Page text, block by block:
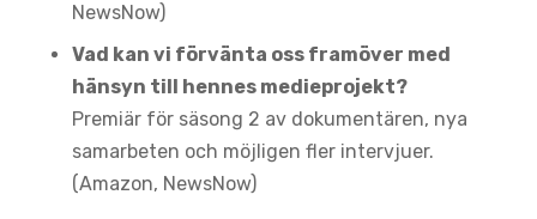
NewsNow)
Vad kan vi förvänta oss framöver med
hänsyn till hennes medieprojekt?
Premiär för säsong 2 av dokumentären, nya
samarbeten och möjligen fler intervjuer.
(Amazon, NewsNow)